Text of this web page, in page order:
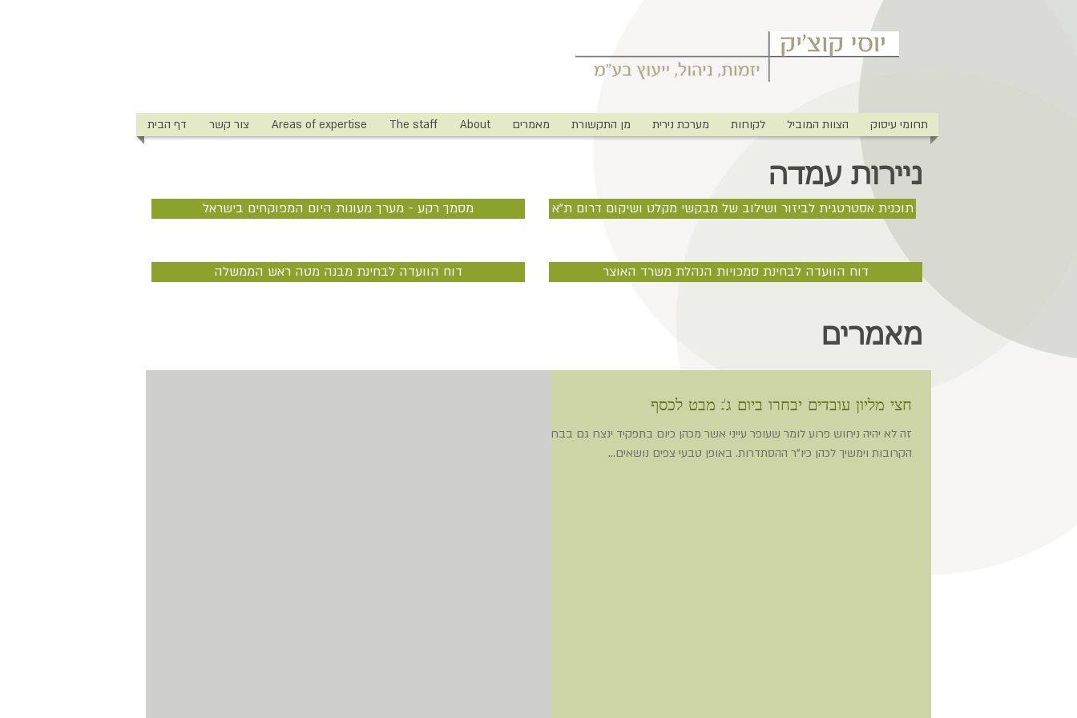
דף הבית צור קשר Areas of expertise The staff About מאמרים מן התקשורת מערכת נירית לקוחות הצוות המוביל תחומי עיסוק
ניירות עמדה
מסמך רקע - מערך מעונות היום המפוקחים בישראל תוכנית אסטרטגית לביזור ושילוב של מבקשי מקלט ושיקום דרום ת"א
דוח הוועדה לבחינת מבנה מטה ראש הממשלה דוח הוועדה לבחינת סמכויות הנהלת משרד האוצר
מאמרים
חצי מליון עובדים יבחרו ביום ג': מבט לכסף
זה לא יהיה ניחוש פרוע לומר שעופר עייני אשר מכהן כיום בתפקיד ינצח גם בבחירות
הקרובות וימשיך לכהן כיו"ר ההסתדרות. באופן טבעי צפים נושאים...